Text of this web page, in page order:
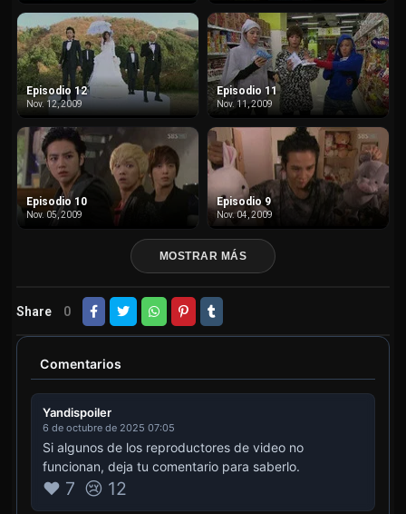
Episodio 12
Nov. 12, 2009
Episodio 11
Nov. 11, 2009
Episodio 10
Nov. 05, 2009
Episodio 9
Nov. 04, 2009
MOSTRAR MÁS
Share 0
Comentarios
Yandispoiler
6 de octubre de 2025 07:05
Si algunos de los reproductores de video no
funcionan, deja tu comentario para saberlo.
❤️ 7 😢 12